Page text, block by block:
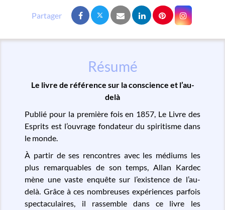
Résumé
Le livre de référence sur la conscience et l’au-
delà
Publié pour la première fois en 1857, Le Livre des
Esprits est l’ouvrage fondateur du spiritisme dans
le monde.
À partir de ses rencontres avec les médiums les
plus remarquables de son temps, Allan Kardec
mène une vaste enquête sur l’existence de l’au-
delà. Grâce à ces nombreuses expériences parfois
spectaculaires, il rassemble dans ce livre les